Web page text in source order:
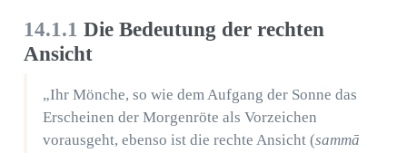
14.1.1 Die Bedeutung der rechten
Ansicht
„Ihr Mönche, so wie dem Aufgang der Sonne das
Erscheinen der Morgenröte als Vorzeichen
vorausgeht, ebenso ist die rechte Ansicht (sammā